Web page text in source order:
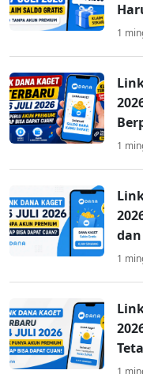
1
1
1